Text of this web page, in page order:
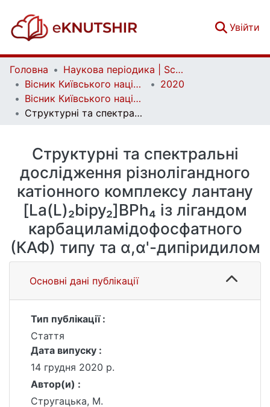
Увійти
Головна
Наукова періодика | Scientific periodicals
Вісник Київського національного університету імені Тараса Шевченка. Хімія | Bulletin of Taras Shevchenko National University of Kyiv. Chemistry
2020
Вісник Київського національного університету імені Тараса Шевченка. Хімія. Вип. 1(57)
Структурні та спектральні дослідження різнолігандного катіонного комплексу лантану [La(L)₂bipy₂]BPh₄ із лігандом карбациламідофосфатного (КАФ) типу та α,α'-дипіридилом
Структурні та спектральні
дослідження різнолігандного
катіонного комплексу лантану
[La(L)₂bipy₂]BPh₄ із лігандом
карбациламідофосфатного
(КАФ) типу та α,α'-дипіридилом
Основні дані публікації
Тип публікації :
Стаття
Дата випуску :
14 грудня 2020 р.
Автор(и) :
Стругацька, М.